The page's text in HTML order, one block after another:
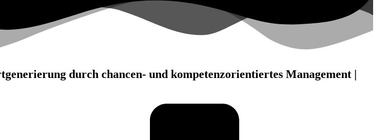
durch chancen- und kompetenzorientiertes Management |